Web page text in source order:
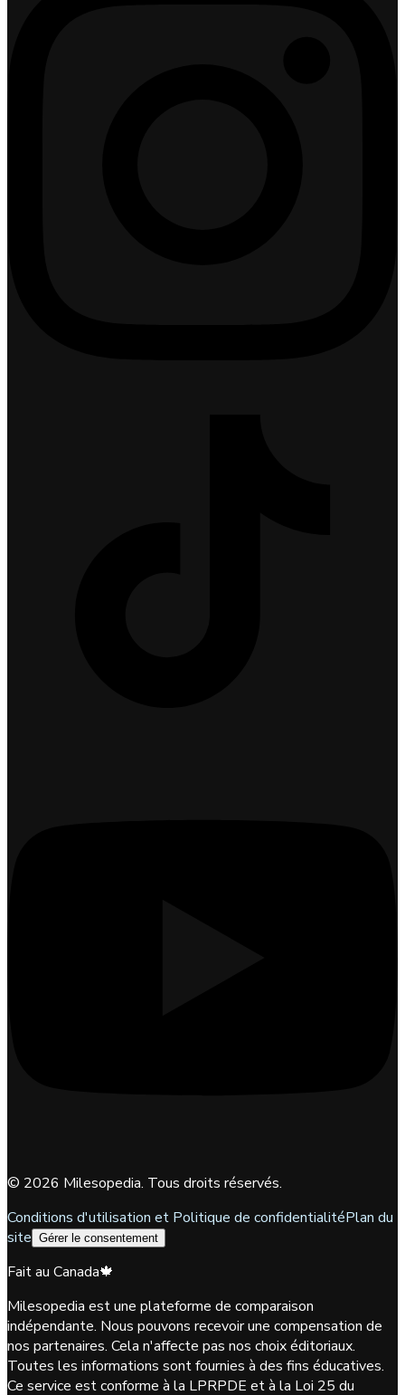
© 2026 Milesopedia. Tous droits réservés.
Conditions d'utilisation et Politique de confidentialitéPlan du
site Gérer le consentement
Fait au Canada🍁
Milesopedia est une plateforme de comparaison
indépendante. Nous pouvons recevoir une compensation de
nos partenaires. Cela n'affecte pas nos choix éditoriaux.
Toutes les informations sont fournies à des fins éducatives.
Ce service est conforme à la LPRPDE et à la Loi 25 du